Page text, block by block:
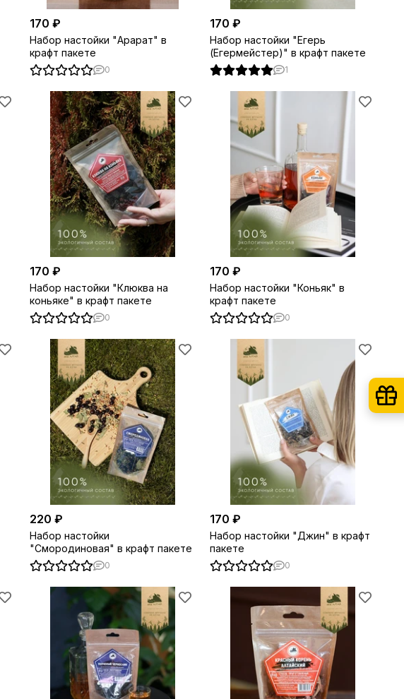
170 ₽
Набор настойки "Арарат" в
крафт пакете
0
170 ₽
Набор настойки "Егерь
(Егермейстер)" в крафт пакете
1
170 ₽
Набор настойки "Клюква на
коньяке" в крафт пакете
0
170 ₽
Набор настойки "Коньяк" в
крафт пакете
0
220 ₽
Набор настойки
"Смородиновая" в крафт пакете
0
170 ₽
Набор настойки "Джин" в крафт
пакете
0